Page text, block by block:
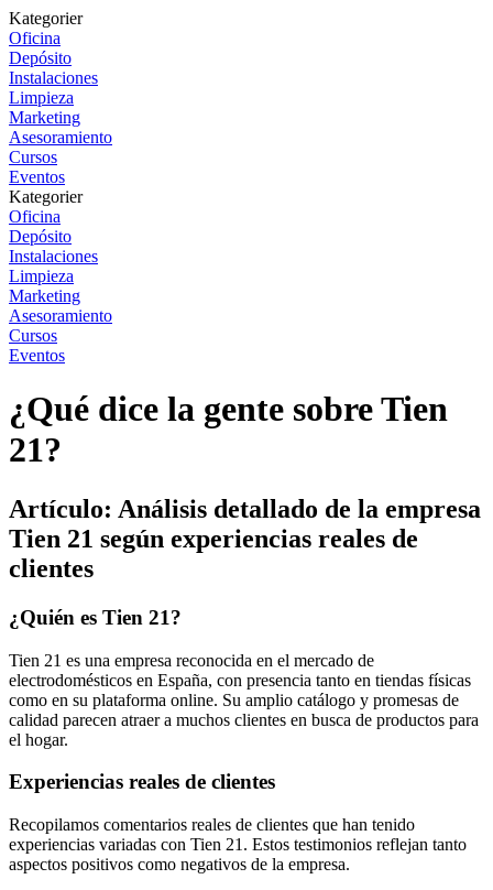
Kategorier
Oficina
Depósito
Instalaciones
Limpieza
Marketing
Asesoramiento
Cursos
Eventos
Kategorier
Oficina
Depósito
Instalaciones
Limpieza
Marketing
Asesoramiento
Cursos
Eventos
¿Qué dice la gente sobre Tien
21?
Artículo: Análisis detallado de la empresa
Tien 21 según experiencias reales de
clientes
¿Quién es Tien 21?
Tien 21 es una empresa reconocida en el mercado de
electrodomésticos en España, con presencia tanto en tiendas físicas
como en su plataforma online. Su amplio catálogo y promesas de
calidad parecen atraer a muchos clientes en busca de productos para
el hogar.
Experiencias reales de clientes
Recopilamos comentarios reales de clientes que han tenido
experiencias variadas con Tien 21. Estos testimonios reflejan tanto
aspectos positivos como negativos de la empresa.